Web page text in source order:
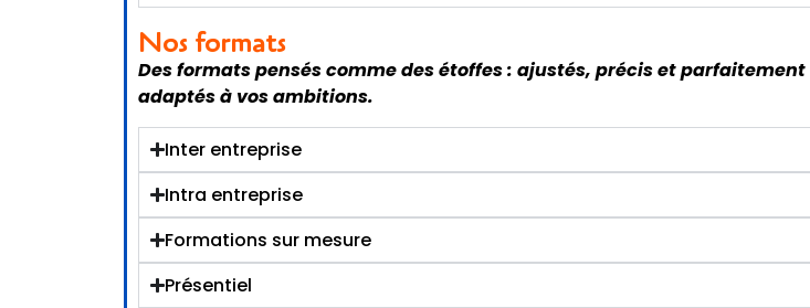
Nos formats
Des formats pensés comme des étoffes : ajustés, précis et parfaitement
adaptés à vos ambitions.
Inter entreprise
Intra entreprise
Formations sur mesure
Présentiel